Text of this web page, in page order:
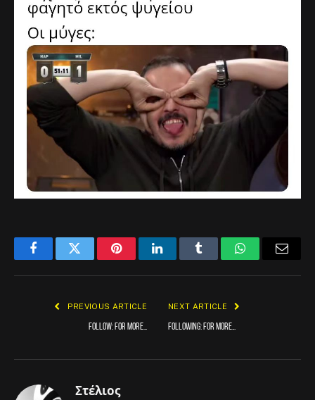
FacebookTwitter PinterestLinkedInTumblr WhatsApp
PREVIOUS ARTICLE
FOLLOW: for more…
NEXT ARTICLE
FOLLOWING: for more…
Στέλιος